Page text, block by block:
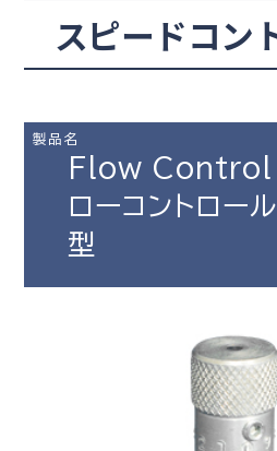
スピードコン
製品名
Flow
ローコントロ
型